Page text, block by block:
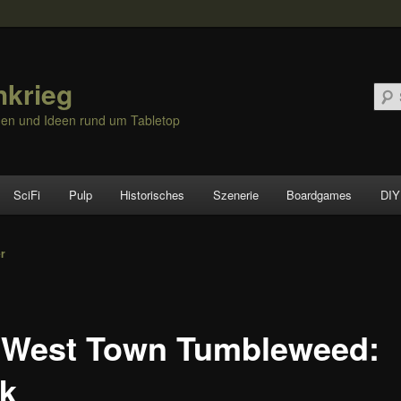
und Ideen rund um Tabletop
SciFi Pulp Historisches Szenerie Boardgames DIY
Town Tumbleweed: